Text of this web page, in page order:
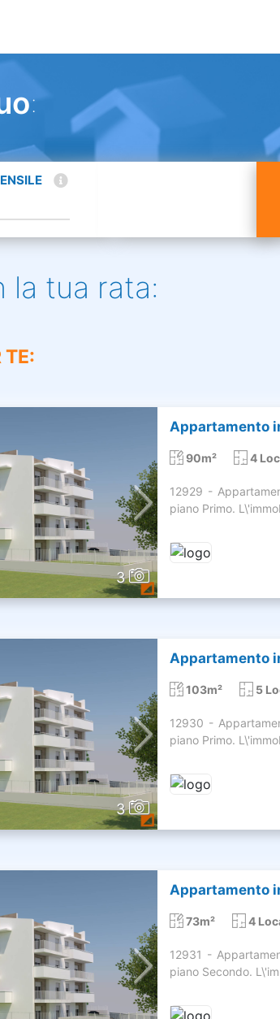
:
la tua rata:
TE:
3
Appartamento
90m² 4
12929 -
piano Primo.
3
Appartamento
103m² 5
12930 -
piano Primo.
Appartamento
73m² 4
12931 -
piano Secondo.